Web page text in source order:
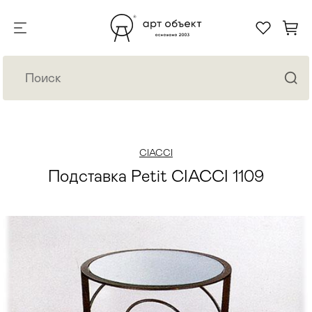
CIACCI
Подставка Petit CIACCI 1109